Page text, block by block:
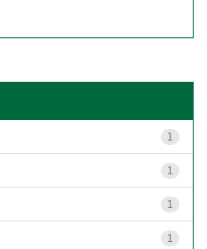
1
1
1
1